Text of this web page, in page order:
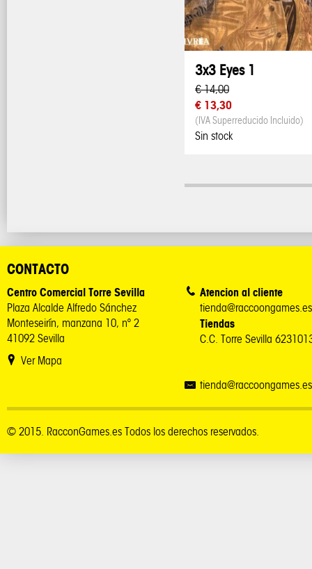
3x3 Eyes 1
€ 14,00
€ 13,30
(IVA Superreducido Incluido)
Sin stock
CONTACTO
Centro Comercial Torre Sevilla
Plaza Alcalde Alfredo Sánchez
Monteseirín, manzana 10, nº 2
41092 Sevilla
Ver Mapa
Atencion al cliente
tienda@raccoongames.es
Tiendas
C.C. Torre Sevilla
tienda@raccoongames.es
© 2015. RacconGames.es Todos los derechos reservados.